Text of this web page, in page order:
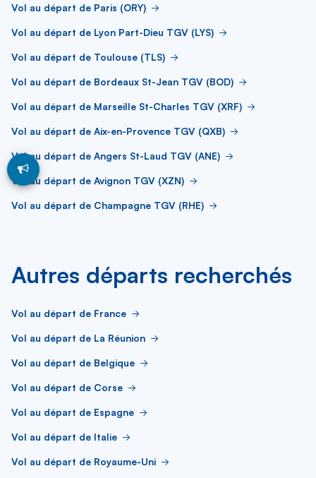
Vol au départ de Paris (ORY)
Vol au départ de Lyon Part-Dieu TGV (LYS)
Vol au départ de Toulouse (TLS)
Vol au départ de Bordeaux St-Jean TGV (BOD)
Vol au départ de Marseille St-Charles TGV (XRF)
Vol au départ de Aix-en-Provence TGV (QXB)
Vol au départ de Angers St-Laud TGV (ANE)
Vol au départ de Avignon TGV (XZN)
Vol au départ de Champagne TGV (RHE)
Autres départs recherchés
Vol au départ de France
Vol au départ de La Réunion
Vol au départ de Belgique
Vol au départ de Corse
Vol au départ de Espagne
Vol au départ de Italie
Vol au départ de Royaume-Uni